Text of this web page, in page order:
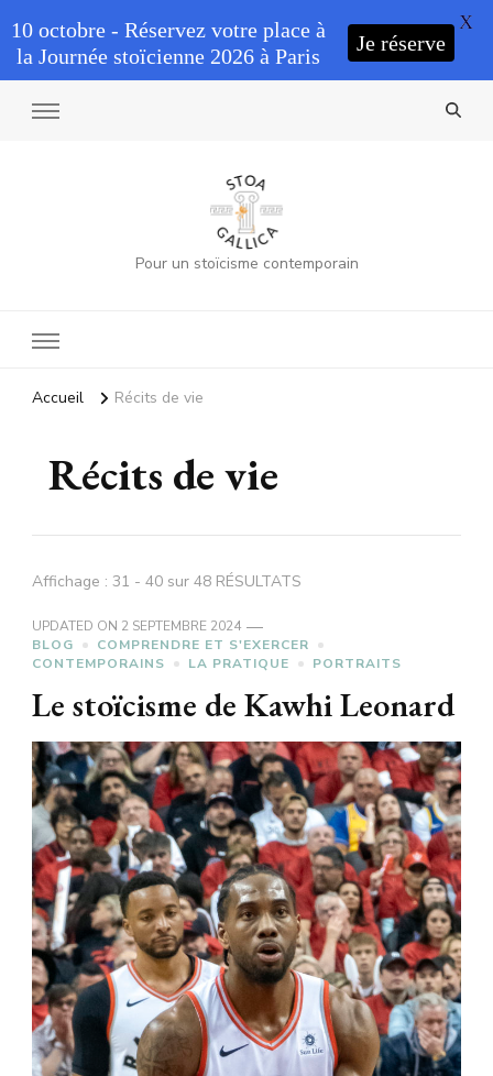
Pour un stoïcisme contemporain
Accueil Récits de vie
Récits de vie
Affichage : 31 - 40 sur 48 RÉSULTATS
UPDATED ON 2 SEPTEMBRE 2024
BLOG
COMPRENDRE ET S'EXERCER
CONTEMPORAINS
LA PRATIQUE PORTRAITS
Le stoïcisme de Kawhi Leonard
10 octobre - Réservez votre place à
la Journée stoïcienne 2026 à Paris
Je réserve
X